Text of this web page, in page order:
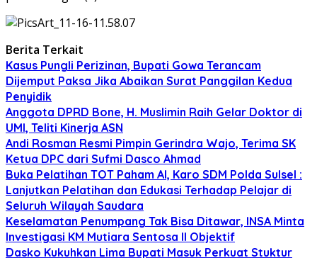
Berita Terkait
Kasus Pungli Perizinan, Bupati Gowa Terancam
Dijemput Paksa Jika Abaikan Surat Panggilan Kedua
Penyidik
Anggota DPRD Bone, H. Muslimin Raih Gelar Doktor di
UMI, Teliti Kinerja ASN
Andi Rosman Resmi Pimpin Gerindra Wajo, Terima SK
Ketua DPC dari Sufmi Dasco Ahmad
Buka Pelatihan TOT Paham AI, Karo SDM Polda Sulsel :
Lanjutkan Pelatihan dan Edukasi Terhadap Pelajar di
Seluruh Wilayah Saudara
Keselamatan Penumpang Tak Bisa Ditawar, INSA Minta
Investigasi KM Mutiara Sentosa II Objektif
Dasko Kukuhkan Lima Bupati Masuk Perkuat Stuktur